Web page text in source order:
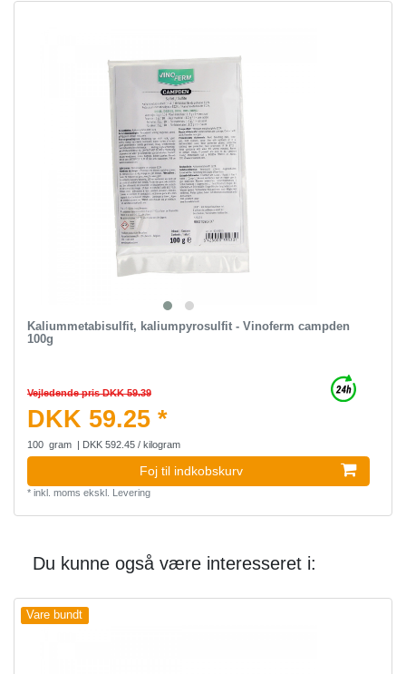
Kaliummetabisulfit, kaliumpyrosulfit - Vinoferm campden
100g
Vejledende pris DKK 59.39
DKK 59.25 *
100 gram | DKK 592.45 / kilogram
Foj til indkobskurv
* inkl. moms ekskl. Levering
Du kunne også være interesseret i:
Vare bundt